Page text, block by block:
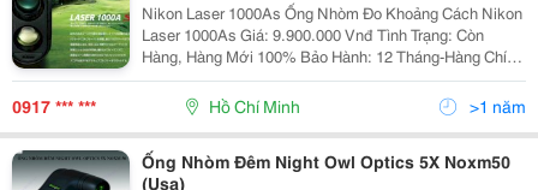
Nikon Laser 1000As Ống Nhòm Đo Khoảng Cách Nikon
Laser 1000As Giá: 9.900.000 Vnđ Tình Trạng: Còn
Hàng, Hàng Mới 100% Bảo Hành: 12 Tháng-Hàng Chính
Hãng Nikon Xuất Xứ: Trung Quốc Phụ Kiện Kèm
0917 *** *** Hồ Chí Minh >1 năm
Ống Nhòm Đêm Night Owl Optics 5X Noxm50
(Usa)